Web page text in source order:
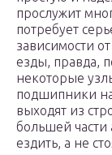
прослужит
потребует
зависимости
езды, правда,
некоторые
подшипники
выходят из
большей части
ездить, а не